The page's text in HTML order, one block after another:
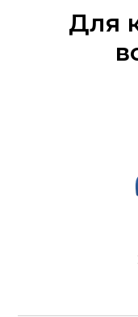
Для